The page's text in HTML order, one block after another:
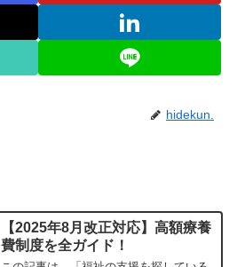
hidekun.
【2025年8月改正対応】高額療養
費制度を全ガイド！